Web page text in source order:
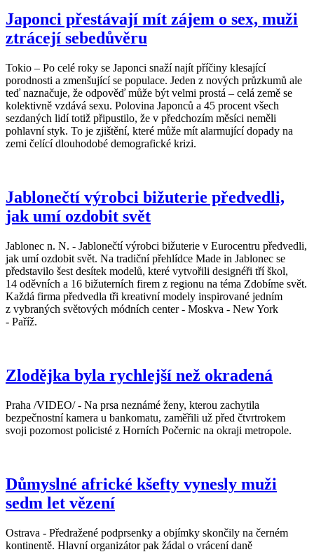
Japonci přestávají mít zájem o sex, muži
ztrácejí sebedůvěru
Tokio – Po celé roky se Japonci snaží najít příčiny klesající
porodnosti a zmenšující se populace. Jeden z nových průzkumů ale
teď naznačuje, že odpověď může být velmi prostá – celá země se
kolektivně vzdává sexu. Polovina Japonců a 45 procent všech
sezdaných lidí totiž připustilo, že v předchozím měsíci neměli
pohlavní styk. To je zjištění, které může mít alarmující dopady na
zemi čelící dlouhodobé demografické krizi.
Jablonečtí výrobci bižuterie předvedli,
jak umí ozdobit svět
Jablonec n. N. - Jablonečtí výrobci bižuterie v Eurocentru předvedli,
jak umí ozdobit svět. Na tradiční přehlídce Made in Jablonec se
představilo šest desítek modelů, které vytvořili designéři tří škol,
14 oděvních a 16 bižuterních firem z regionu na téma Zdobíme svět.
Každá firma předvedla tři kreativní modely inspirované jedním
z vybraných světových módních center - Moskva - New York
- Paříž.
Zlodějka byla rychlejší než okradená
Praha /VIDEO/ - Na prsa neznámé ženy, kterou zachytila
bezpečnostní kamera u bankomatu, zaměřili už před čtvrtrokem
svoji pozornost policisté z Horních Počernic na okraji metropole.
Důmyslné africké kšefty vynesly muži
sedm let vězení
Ostrava - Předražené podprsenky a objímky skončily na černém
kontinentě. Hlavní organizátor pak žádal o vrácení daně